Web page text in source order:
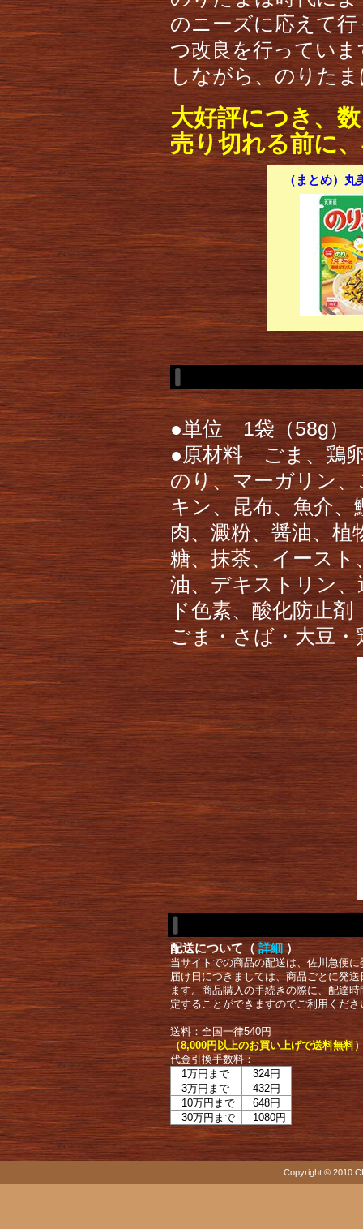
のニーズに応えて
つ改良を行ってい
しながら、のりた
大好評につき、
売り切れる前に
（まとめ）
●単位 1袋（58g）
●原材料 ごま、鶏卵
のり、マーガリン
キン、昆布、魚介
肉、澱粉、醤油、植
糖、抹茶、イース
油、デキストリン
ド色素、酸化防止剤
ごま・さば・大豆・
配送について（ 詳細 ）
当サイトでの商品の配送は、佐川急便
届け日につきましては、商品ごとに発
ます。商品購入の手続きの際に、配達
定することができますのでご利用くださ
送料：全国一律540円
（8,000円以上のお買い上げで送料無料
代金引換手数料：
1万円まで
324円
3万円まで
432円
10万円まで
648円
30万円まで
1080円
Copyright © 2010